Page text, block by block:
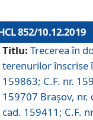
852/10.12.2019
Titlu: Trecerea în
terenurilor înscrise
159863; C.F. nr.
159707 Brașov, nr.
cad. 159411; C.F.